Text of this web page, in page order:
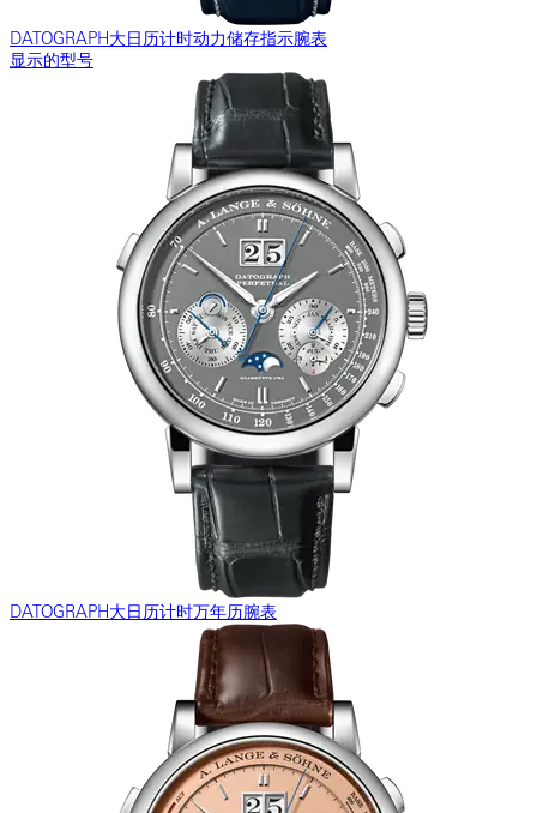
DATOGRAPH大日历计时动力储存指示腕表
显示的型号
DATOGRAPH大日历计时万年历腕表